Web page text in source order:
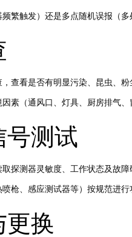
繁触发）还是多点随机误报（
查看是否有明显污染、昆虫、
素（通风口、灯具、厨房排气
号测试
探测器灵敏度、工作状态及故障
枪、感应测试器等）按规范进
更换